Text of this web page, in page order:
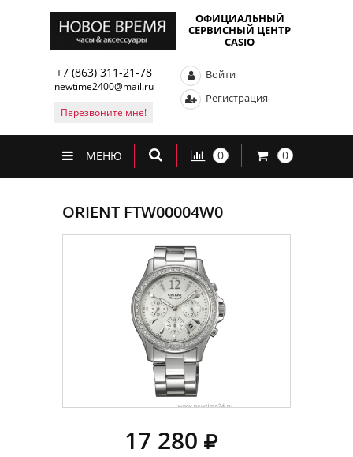
ОФИЦИАЛЬНЫЙ
СЕРВИСНЫЙ ЦЕНТР
CASIO
+7 (863) 311-21-78
newtime2400@mail.ru
Перезвоните мне!
Войти
Регистрация
МЕНЮ 0 0
ORIENT FTW00004W0
17 280